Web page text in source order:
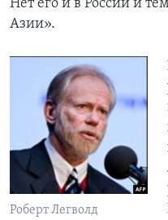
Нет его и в России и
Азии».
Роберт Легволд